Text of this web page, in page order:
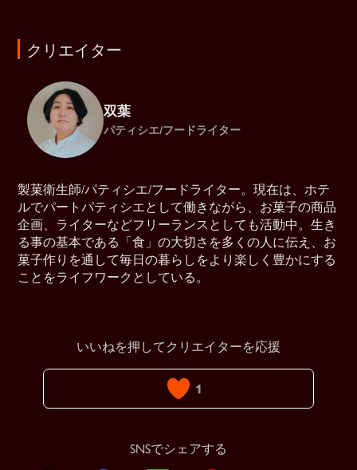
クリエイター
双葉
パティシエ/フードライター
製菓衛生師/パティシエ/フードライター。現在は、ホテ
ルでパートパティシエとして働きながら、お菓子の商品
企画、ライターなどフリーランスとしても活動中。生き
る事の基本である「食」の大切さを多くの人に伝え、お
菓子作りを通して毎日の暮らしをより楽しく豊かにする
ことをライフワークとしている。
1
いいねを押してクリエイターを応援
SNSでシェアする